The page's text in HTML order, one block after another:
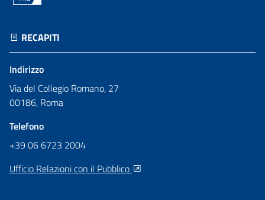
RECAPITI
Indirizzo
Via del Collegio Romano, 27
00186, Roma
Telefono
+39 06 6723 2004
Ufficio Relazioni con il Pubblico